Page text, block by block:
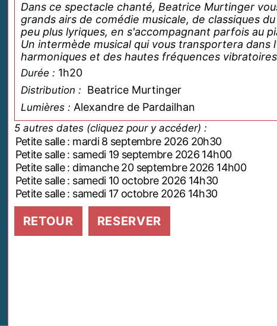
Dans ce spectacle chanté, Beatrice Murtinger
grands airs de comédie musicale, de classiques
peu plus lyriques, en s'accompagnant parfois au
Un intermède musical qui vous transportera dans
harmoniques et des hautes fréquences
Durée : 1h20
Distribution : Beatrice Murtinger
Lumières : Alexandre de Pardailhan
5 autres dates (cliquez pour y accéder) :
Petite salle : mardi 8 septembre 2026 20h30
Petite salle : samedi 19 septembre 2026 14h00
Petite salle : dimanche 20 septembre 2026 14h00
Petite salle : samedi 10 octobre 2026 14h30
Petite salle : samedi 17 octobre 2026 14h30